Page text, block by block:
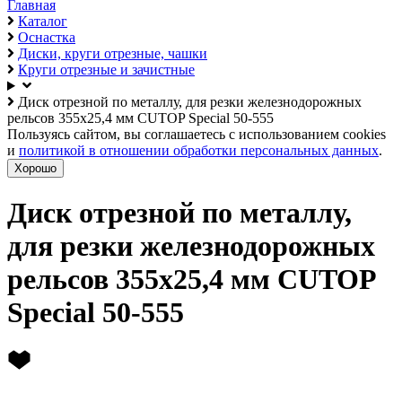
Главная
Каталог
Оснастка
Диски, круги отрезные, чашки
Круги отрезные и зачистные
Диск отрезной по металлу, для резки железнодорожных
рельсов 355х25,4 мм CUTOP Special 50-555
Пользуясь сайтом, вы соглашаетесь с использованием cookies
и политикой в отношении обработки персональных данных.
Хорошо
Диск отрезной по металлу,
для резки железнодорожных
рельсов 355х25,4 мм CUTOP
Special 50-555